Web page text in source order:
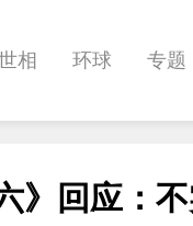
相 环球 专题
职教院
》回应：